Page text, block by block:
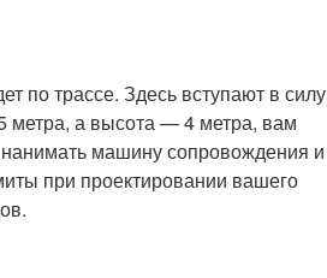
по трассе. Здесь вступают в силу
метра, а высота — 4 метра, вам
нанимать машину сопровождения и
при проектировании вашего